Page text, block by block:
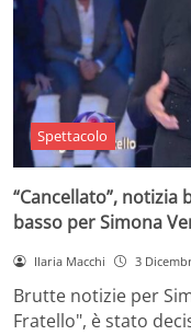
Spettacolo
“Cancellato”,
basso per Simona
Ilaria Macchi 3
Brutte notizie per
Fratello", è stato